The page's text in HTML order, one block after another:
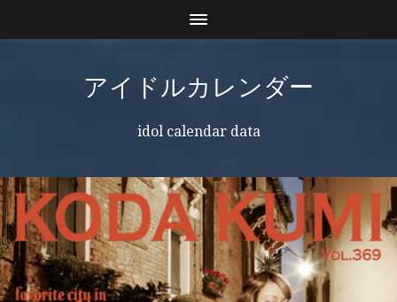
アイドルカレンダー
idol calendar data